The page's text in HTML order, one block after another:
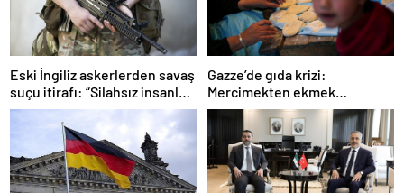
Eski İngiliz askerlerden savaş
suçu itirafı: “Silahsız insanları
uykuda öldürdüler”
Gazze’de gıda krizi:
Mercimekten ekmek
yapıyorlar